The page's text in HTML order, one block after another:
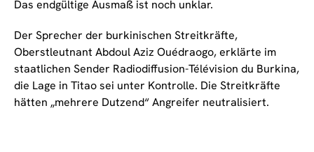
Das endgültige Ausmaß ist noch unklar.
Der Sprecher der burkinischen Streitkräfte,
Oberstleutnant Abdoul Aziz Ouédraogo, erklärte im
staatlichen Sender Radiodiffusion-Télévision du Burkina,
die Lage in Titao sei unter Kontrolle. Die Streitkräfte
hätten „mehrere Dutzend“ Angreifer neutralisiert.